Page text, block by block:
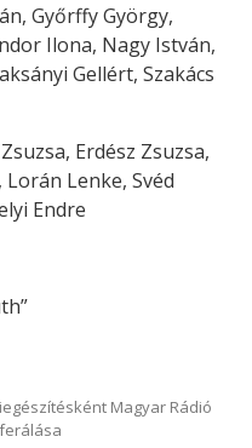
Győrffy György,
Ilona, Nagy István,
Gellért, Szakács
Erdész Zsuzsa,
Lenke, Svéd
Endre
Magyar Rádió